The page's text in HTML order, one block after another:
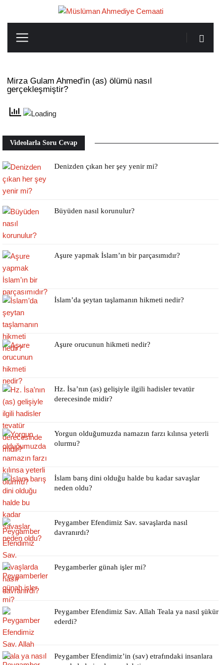
Mirza Gulam Ahmed'in (as) ölümü nasıl
gerçekleşmiştir?
Videolarla Soru Cevap
Denizden çıkan her şey yenir mi?
Büyüden nasıl korunulur?
Aşure yapmak İslam’ın bir parçasımıdır?
İslam’da şeytan taşlamanın hikmeti nedir?
Aşure orucunun hikmeti nedir?
Hz. İsa’nın (as) gelişiyle ilgili hadisler tevatür
derecesinde midir?
Yorgun olduğumuzda namazın farzı kılınsa yeterli
olurmu?
İslam barış dini olduğu halde bu kadar savaşlar
neden oldu?
Peygamber Efendimiz Sav. savaşlarda nasıl
davranırdı?
Peygamberler günah işler mi?
Peygamber Efendimiz Sav. Allah Teala ya nasıl şükür
ederdi?
Peygamber Efendimiz’in (sav) etrafındaki insanlara